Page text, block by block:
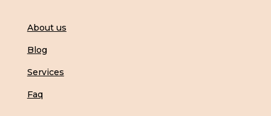
About us
Blog
Services
Faq